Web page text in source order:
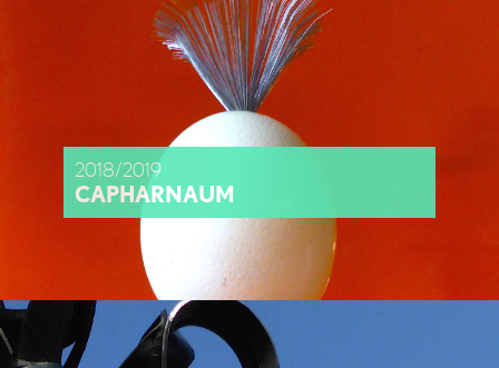
2018/2019
CAPHARNAUM